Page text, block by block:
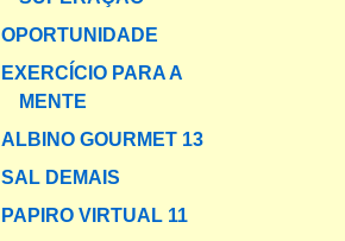
OPORTUNIDADE
EXERCÍCIO PARA A
MENTE
ALBINO GOURMET 13
SAL DEMAIS
PAPIRO VIRTUAL 11